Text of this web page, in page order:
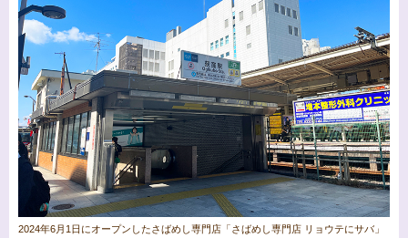
2024年6月1日にオープンしたさばめし専門店「さばめし専門店 リョウテにサバ」